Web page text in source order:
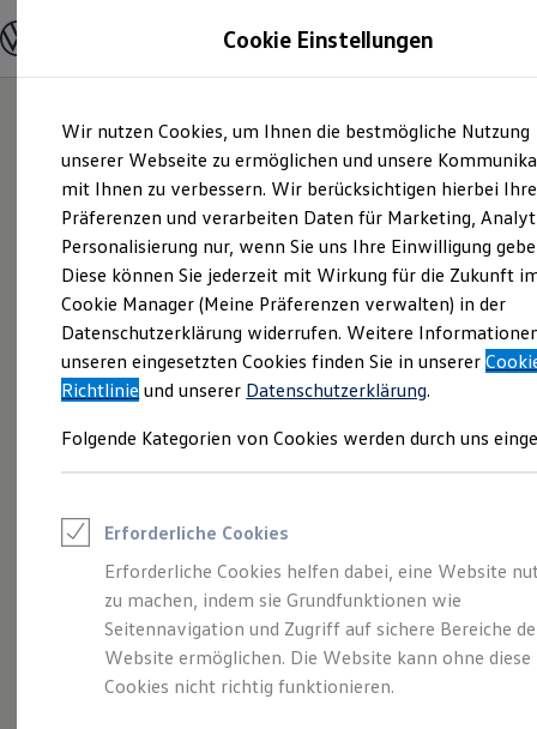
Hauptinhalt
springen
Footer
springen
Modelle und Konfigurator
Modelle vergleichen
Elektroautos
ENERGY Sondermodelle
Nutzfahrzeuge
SUV und CUV
Familienautos
Kombis
Kompaktwagen
Sportwagen
Schnell verfügbare Fahrzeuge
Angebote und Produkte
Aktuelle Angebote
E-Auto-Förderung
Volkswagen Marktplatz
Junge Gebrauchtwagen und Gebrauchtwagen
Saisonangebote
Leasing
Leasing-Angebote
Gebrauchtwagen Leasing
Junge Gebrauchtwagen-Leasing
Elektroauto Leasing
Kleinwagen-Leasing
Leasing ohne Anzahlung
Der ID.7 Tourer
Cookie Einstellungen
Wir nutzen Cookies, um Ihnen die bestmögliche Nutzung
unserer Webseite zu ermöglichen und unsere
mit Ihnen zu verbessern. Wir berücksichtigen hierbei Ihre
Präferenzen und verarbeiten Daten für Marketing,
Personalisierung nur, wenn Sie uns Ihre Einwilligung
Diese können Sie jederzeit mit Wirkung für die Zukunft
Cookie Manager (Meine Präferenzen verwalten) in der
Datenschutzerklärung widerrufen. Weitere
unseren eingesetzten Cookies finden Sie in unserer
Richtlinie und unserer Datenschutzerklärung.
Folgende Kategorien von Cookies werden durch uns
Erforderliche Cookies
Erforderliche Cookies helfen dabei, eine Website
zu machen, indem sie Grundfunktionen wie
Seitennavigation und Zugriff auf sichere Bereiche
Website ermöglichen. Die Website kann ohne diese
Cookies nicht richtig funktionieren.